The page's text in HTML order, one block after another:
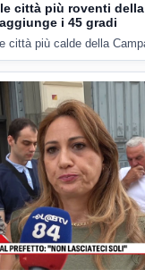
città più roventi della
i 45 gradi
città più calde della